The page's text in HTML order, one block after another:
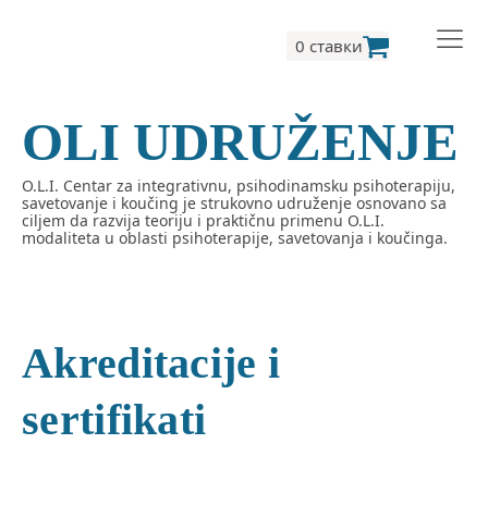
OLI UDRUŽENJE
O.L.I. Centar za integrativnu, psihodinamsku psihoterapiju,
savetovanje i koučing je strukovno udruženje osnovano sa
ciljem da razvija teoriju i praktičnu primenu O.L.I.
modaliteta u oblasti psihoterapije, savetovanja i koučinga.
Akreditacije i
sertifikati
0 ставки